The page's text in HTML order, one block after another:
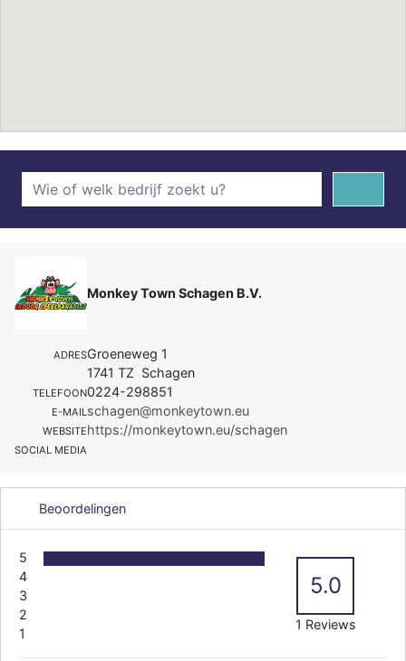
Monkey Town Schagen B.V.
ADRESGroeneweg 1
1741 TZ Schagen
TELEFOON0224-298851
E-MAILschagen@monkeytown.eu
WEBSITEhttps://monkeytown.eu/schagen
SOCIAL MEDIA
Beoordelingen
5
4
3
2
1
5.0
1 Reviews